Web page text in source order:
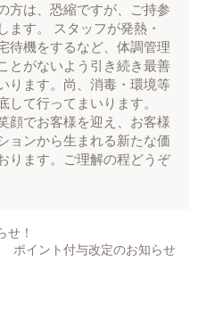
方は、恐縮ですが、ご持参
ます。 スタッフが発熱・
待機をするなど、体調管理
とがないよう引き続き最善
ります。尚、消毒・環境等
て行ってまいります。
顔でお客様を迎え、お客様
ョンから生まれる新たな価
ります。ご理解の程どうぞ
せ！
ポイント付与改定のお知らせ